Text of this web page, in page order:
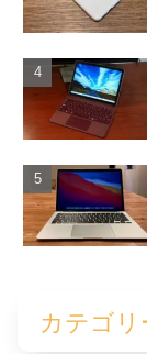
カテゴリ